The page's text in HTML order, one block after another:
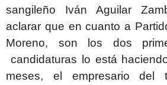
sangileño Iván Aguilar
aclarar que en cuanto a
Moreno, son los dos
candidaturas lo está
meses, el empresario del